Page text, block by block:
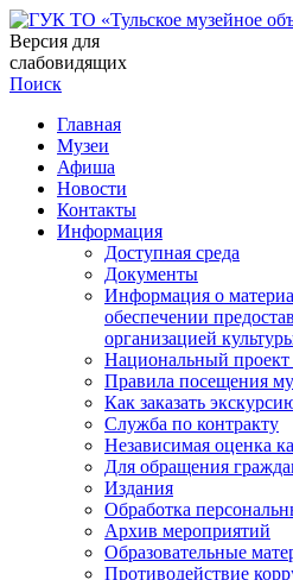
Версия для
слабовидящих
Поиск
Главная
Музеи
Афиша
Новости
Контакты
Информация
Доступная среда
Документы
Информация о
обеспечении
организацией
Национальный проект
Правила посещения
Как заказать
Служба по контракту
Независимая оценка
Для обращения
Издания
Обработка
Архив мероприятий
Образовательные
Противодействие